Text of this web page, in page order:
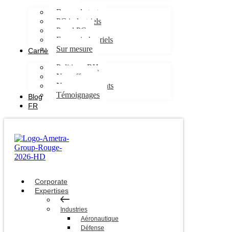
Bancs de test
PC industriels
Panel PC
Ecrans industriels
Sur mesure
Carrières
Politique RH
Nos offres
Nos engagements
Témoignages
Blog
FR
Corporate
Expertises
Industries
Aéronautique
Défense